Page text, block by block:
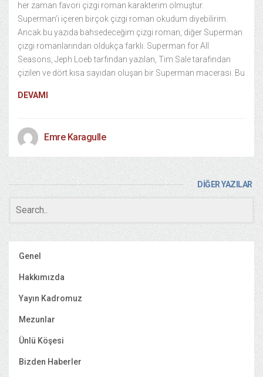
her zaman favori çizgi roman karakterim olmuştur.
Superman’i içeren birçok çizgi roman okudum diyebilirim.
Ancak bu yazıda bahsedeceğim çizgi roman, diğer Superman
çizgi romanlarından oldukça farklı. Superman for All
Seasons, Jeph Loeb tarfından yazılan, Tim Sale tarafından
çizilen ve dört kısa sayıdan oluşan bir Superman macerası. Bu
DEVAMI
Emre Karagulle
DİĞER YAZILAR
Genel
Hakkımızda
Yayın Kadromuz
Mezunlar
Ünlü Köşesi
Bizden Haberler